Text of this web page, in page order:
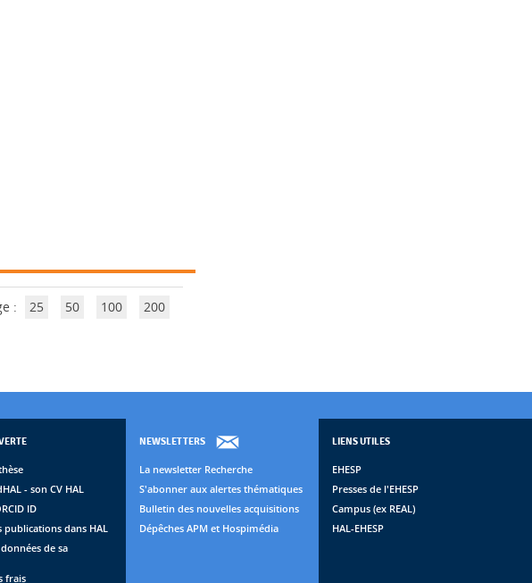
: 25 50 100 200
- son CV HAL
ID
publications dans HAL
de sa
frais
NEWSLETTERS
La newsletter Recherche
S'abonner aux alertes thématiques
Bulletin des nouvelles acquisitions
Dépêches APM et Hospimédia
LIENS UTILES
EHESP
Presses de l'EHESP
Campus (ex REAL)
HAL-EHESP